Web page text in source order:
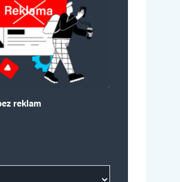
reklam
720 Kč